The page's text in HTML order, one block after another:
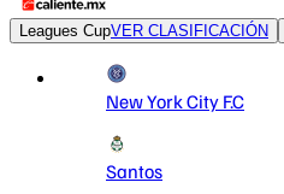
Leagues CupVER CLASIFICACIÓN
New York City F.C
Santos